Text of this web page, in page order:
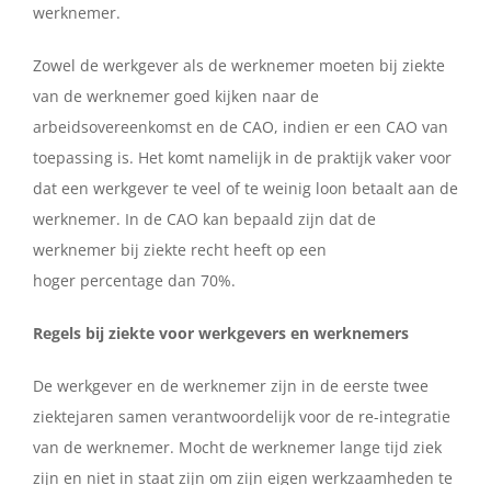
werknemer.
Zowel de werkgever als de werknemer moeten bij ziekte
van de werknemer goed kijken naar de
arbeidsovereenkomst en de CAO, indien er een CAO van
toepassing is. Het komt namelijk in de praktijk vaker voor
dat een werkgever te veel of te weinig loon betaalt aan de
werknemer. In de CAO kan bepaald zijn dat de
werknemer bij ziekte recht heeft op een
hoger percentage dan 70%.
Regels bij ziekte voor werkgevers en werknemers
De werkgever en de werknemer zijn in de eerste twee
ziektejaren samen verantwoordelijk voor de re-integratie
van de werknemer. Mocht de werknemer lange tijd ziek
zijn en niet in staat zijn om zijn eigen werkzaamheden te